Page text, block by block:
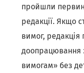
пройшли
редакції. Якщо
вимог, редакція
доопрацювання
вимогам» без